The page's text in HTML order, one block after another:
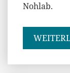
Nohlab.